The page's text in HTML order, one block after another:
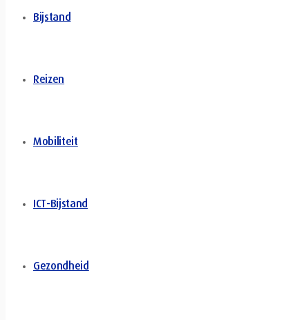
Bijstand
Reizen
Mobiliteit
ICT-Bijstand
Gezondheid